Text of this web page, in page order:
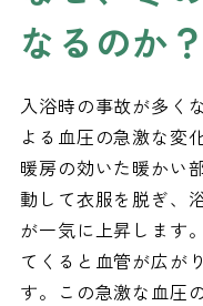
なるのか？
入浴時の事故が多く
よる血圧の急激な変
暖房の効いた暖かい
動して衣服を脱ぎ、
が一気に上昇します
てくると血管が広が
す。この急激な血圧